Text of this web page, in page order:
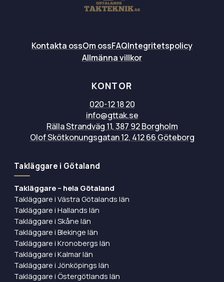
Kontakta ossOm ossFAQIntegritetspolicy
Allmänna villkor
KONTOR
020-12 18 20
info@gttak.se
Rälla Strandväg 11, 387 92 Borgholm
Olof Skötkonungsgatan 12, 412 66 Göteborg
Takläggare i Götaland
Takläggare – hela Götaland
Takläggare i Västra Götalands län
Takläggare i Hallands län
Takläggare i Skåne län
Takläggare i Blekinge län
Takläggare i Kronobergs län
Takläggare i Kalmar län
Takläggare i Jönköpings län
Takläggare i Östergötlands län